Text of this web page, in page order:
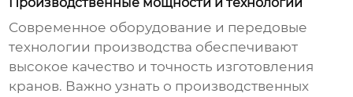
Производственные мощности и технологии
Современное оборудование и передовые
технологии производства обеспечивают
высокое качество и точность изготовления
кранов. Важно узнать о производственных